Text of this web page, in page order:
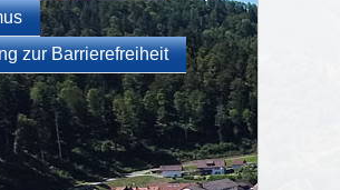
zur Barrierefreiheit